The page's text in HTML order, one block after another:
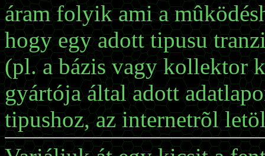
áram folyik ami a
hogy egy adott tipusu
(pl. a bázis vagy kollektor
gyártója által adott
tipushoz, az internetrõl